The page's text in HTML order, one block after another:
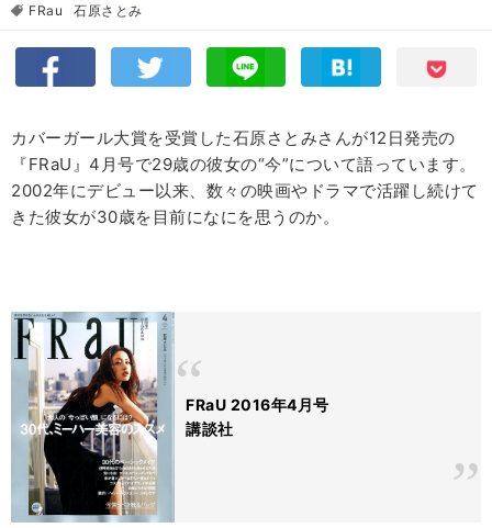
FRau
石原さとみ
カバーガール大賞を受賞した石原さとみさんが12日発売の
『FRaU』4月号で29歳の彼女の“今”について語っています。
2002年にデビュー以来、数々の映画やドラマで活躍し続けて
きた彼女が30歳を目前になにを思うのか。
FRaU 2016年4月号
講談社